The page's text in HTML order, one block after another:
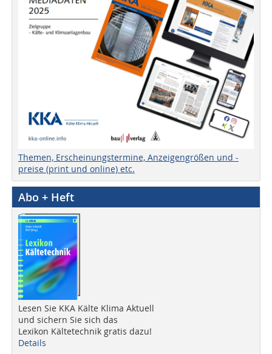
Themen, Erscheinungstermine, Anzeigengrößen und -
preise (print und online) etc.
Abo + Heft
Lesen Sie KKA Kälte Klima Aktuell
und sichern Sie sich das
Lexikon Kältetechnik gratis dazu!
Details